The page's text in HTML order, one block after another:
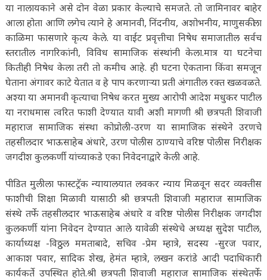
या नालायकाने असे दोन वेळा प्रकार केल्याचे समजते. तो जामिनावर बाहेर
आला होता आणि लगेच त्याने हे अमानवी, निंदनीय, अशोभनीय, माणुसकीला
काळिमा फासणारे कृत्य केले. या वाईट प्रवृत्तीचा निषेध समाजातील सर्वच
स्तरातील नागरिकांनी, विविध सामाजिक संस्थांनी केला.मात्र या घटनेचा
कितीही निषेध केला तरी तो कमीच आहे. ही घटना ऐकताना किंवा समजून
घेताना अंगावर काटे येतात व हे पाप करणाऱ्या प्रती अंगातील रक्त खळवळते.
अश्या या अमानवी कृत्याचा निषेध करत मुख्य आरोपी आदेश मधुकर पाटील
या नराधमास त्वरित फाशी देण्यात यावी अशी मागणी श्री छत्रपती शिवाजी
महाराज सामाजिक संस्था कोप्रोली-उरण या सामाजिक संस्थेने उरणचे
तहसीलदार भाऊसाहेब अंधारे, उरण पोलीस ठाण्याचे वरिष्ठ पोलीस निरीक्षक
जगदीश कुलकर्णी यांच्याकडे एका निवेदनाद्वारे केली आहे.
पीडित मुलीला फास्टट्रॅक न्यायालयात लवकर न्याय मिळवून सदर व्यक्तीस
फाशीची शिक्षा मिळावी यासाठी श्री छत्रपती शिवाजी महाराज सामाजिक
संस्थे तर्फे तहसीलदार भाऊसाहेब अंधारे व वरिष्ठ पोलीस निरीक्षक जगदीश
कुलकर्णी यांना निवेदन देण्यात आले यावेळी संस्थेचे अध्यक्ष सुदेश पाटील,
कार्याध्यक्ष -विठ्ठल ममताबादे, सचिव -प्रेम म्हात्रे, सदस्य -सुरज पवार,
आकाश पवार, सादिक शेख, हेमंत म्हात्रे, लखन करांडे आदी पदाधिकारी
कार्यकर्ते उपस्थित होते.श्री छत्रपती शिवाजी महाराज सामाजिक संस्थेतर्फे